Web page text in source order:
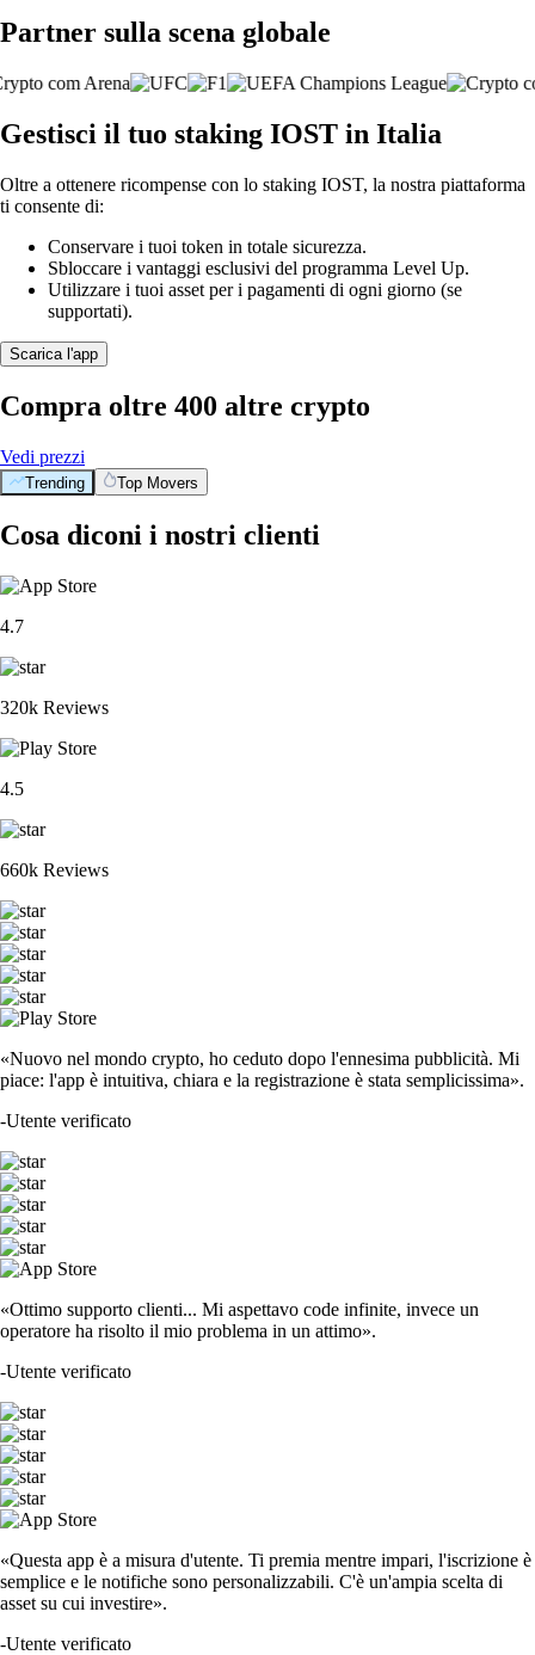
Partner sulla scena globale
Gestisci il tuo staking IOST in Italia
Oltre a ottenere ricompense con lo staking IOST, la nostra piattaforma
ti consente di:
Conservare i tuoi token in totale sicurezza.
Sbloccare i vantaggi esclusivi del programma Level Up.
Utilizzare i tuoi asset per i pagamenti di ogni giorno (se
supportati).
Scarica l'app
Compra oltre 400 altre crypto
Vedi prezzi
Trending Top Movers
Cosa diconi i nostri clienti
4.7
320k Reviews
4.5
660k Reviews
«Nuovo nel mondo crypto, ho ceduto dopo l'ennesima pubblicità. Mi
piace: l'app è intuitiva, chiara e la registrazione è stata semplicissima».
-Utente verificato
«Ottimo supporto clienti... Mi aspettavo code infinite, invece un
operatore ha risolto il mio problema in un attimo».
-Utente verificato
«Questa app è a misura d'utente. Ti premia mentre impari, l'iscrizione è
semplice e le notifiche sono personalizzabili. C'è un'ampia scelta di
asset su cui investire».
-Utente verificato